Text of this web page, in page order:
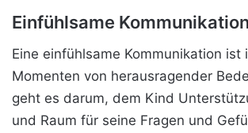
Einfühlsame Kommunikation
Eine einfühlsame Kommunikation ist
Momenten von herausragender
geht es darum, dem Kind
und Raum für seine Fragen und